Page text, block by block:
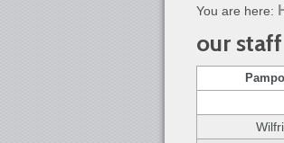
You are here:
our